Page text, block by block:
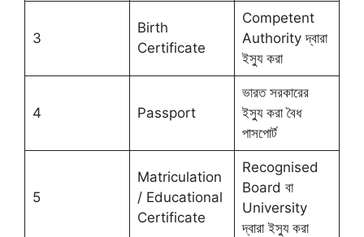
3
Birth
Certificate
Competent
Authority দ্বারা
ইস্যু করা
4 Passport
ভারত সরকারের
ইস্যু করা বৈধ
পাসপোর্ট
5
Matriculation
/ Educational
Certificate
Recognised
Board বা
University
দ্বারা ইস্যু করা